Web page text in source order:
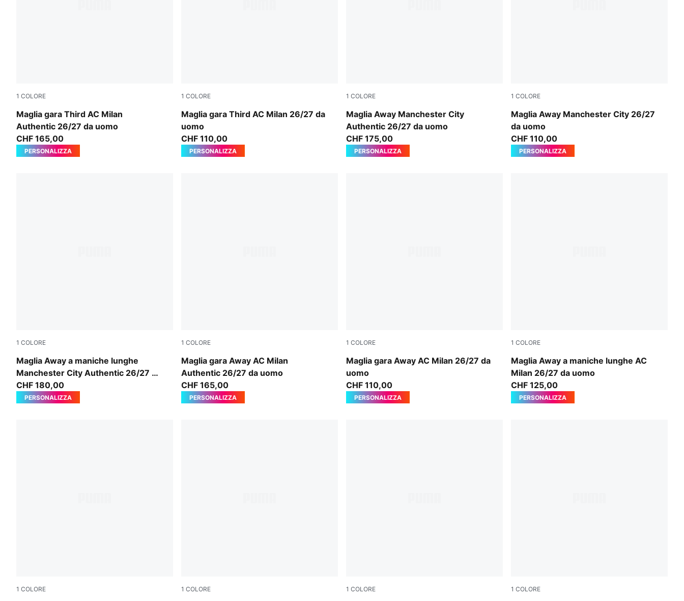
1 COLORE
Maglia gara Third AC Milan
Authentic 26/27 da uomo
Flat Dark Gray-Glowing Red
CHF 165,00
PERSONALIZZA
1 COLORE
Maglia gara Third AC Milan 26/27 da
uomo
Flat Dark Gray-Glowing Red
CHF 110,00
PERSONALIZZA
1 COLORE
Maglia Away Manchester City
Authentic 26/27 da uomo
PUMA Black-Flaxen
CHF 175,00
PERSONALIZZA
1 COLORE
Maglia Away Manchester City 26/27
da uomo
PUMA Black-Flaxen
CHF 110,00
PERSONALIZZA
1 COLORE
Maglia Away a maniche lunghe
Manchester City Authentic 26/27 da
uomo
PUMA Black-Flaxen
CHF 180,00
PERSONALIZZA
1 COLORE
Maglia gara Away AC Milan
Authentic 26/27 da uomo
PUMA White-Victory Gold
CHF 165,00
PERSONALIZZA
1 COLORE
Maglia gara Away AC Milan 26/27 da
uomo
PUMA White-Victory Gold
CHF 110,00
PERSONALIZZA
1 COLORE
Maglia Away a maniche lunghe AC
Milan 26/27 da uomo
PUMA White-Victory Gold
CHF 125,00
PERSONALIZZA
1 COLORE 1 COLORE 1 COLORE 1 COLORE